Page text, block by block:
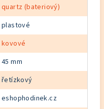
quartz (bateriový)
plastové
kovové
45 mm
řetízkový
eshophodinek.cz